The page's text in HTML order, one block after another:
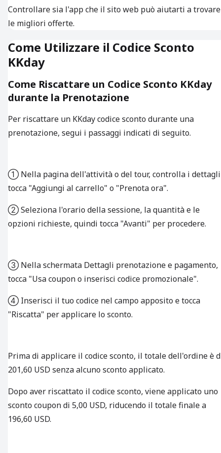
Controllare sia l'app che il sito web può aiutarti a trovare
le migliori offerte.
Come Utilizzare il Codice Sconto
KKday
Come Riscattare un Codice Sconto KKday
durante la Prenotazione
Per riscattare un KKday codice sconto durante una
prenotazione, segui i passaggi indicati di seguito.
① Nella pagina dell'attività o del tour, controlla i
tocca "Aggiungi al carrello" o "Prenota ora".
② Seleziona l'orario della sessione, la quantità e le
opzioni richieste, quindi tocca "Avanti" per procedere.
③ Nella schermata Dettagli prenotazione e pagamento,
tocca "Usa coupon o inserisci codice promozionale".
④ Inserisci il tuo codice nel campo apposito e tocca
"Riscatta" per applicare lo sconto.
Prima di applicare il codice sconto, il totale dell'ordine è
201,60 USD senza alcuno sconto applicato.
Dopo aver riscattato il codice sconto, viene applicato uno
sconto coupon di 5,00 USD, riducendo il totale finale a
196,60 USD.